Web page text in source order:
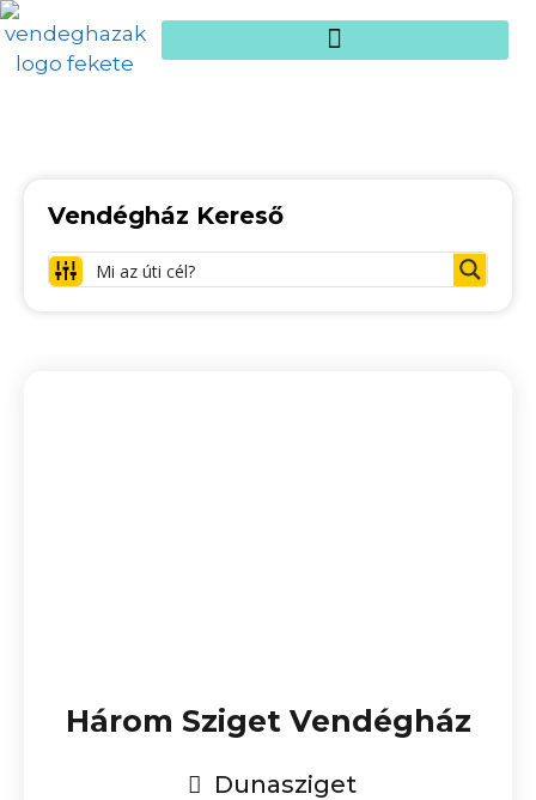
Vendégház Kereső
Három Sziget Vendégház
Dunasziget